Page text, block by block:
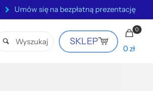
Umów się na bezpłatną prezentację
SKLEP
0
0 zł